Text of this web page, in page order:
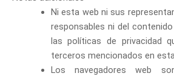
Ni esta web ni sus
responsables ni del
las políticas de privacidad
terceros mencionados en
Los navegadores web